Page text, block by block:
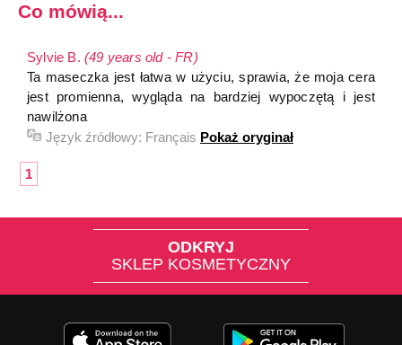
Co mówią...
Sylvie B. (49 years old - FR)
Ta maseczka jest łatwa w użyciu, sprawia, że moja cera
jest promienna, wygląda na bardziej wypoczętą i jest
nawilżona
Język źródłowy: Français Pokaż oryginał
1
ODKRYJ
SKLEP KOSMETYCZNY